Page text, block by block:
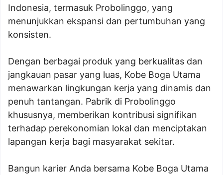
Indonesia, termasuk Probolinggo, yang
menunjukkan ekspansi dan pertumbuhan yang
konsisten.
Dengan berbagai produk yang berkualitas dan
jangkauan pasar yang luas, Kobe Boga Utama
menawarkan lingkungan kerja yang dinamis dan
penuh tantangan. Pabrik di Probolinggo
khususnya, memberikan kontribusi signifikan
terhadap perekonomian lokal dan menciptakan
lapangan kerja bagi masyarakat sekitar.
Bangun karier Anda bersama Kobe Boga Utama